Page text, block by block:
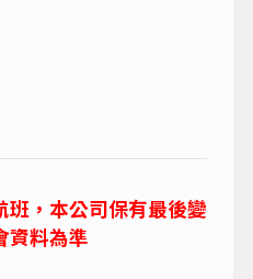
，本公司保有最後變
資料為準